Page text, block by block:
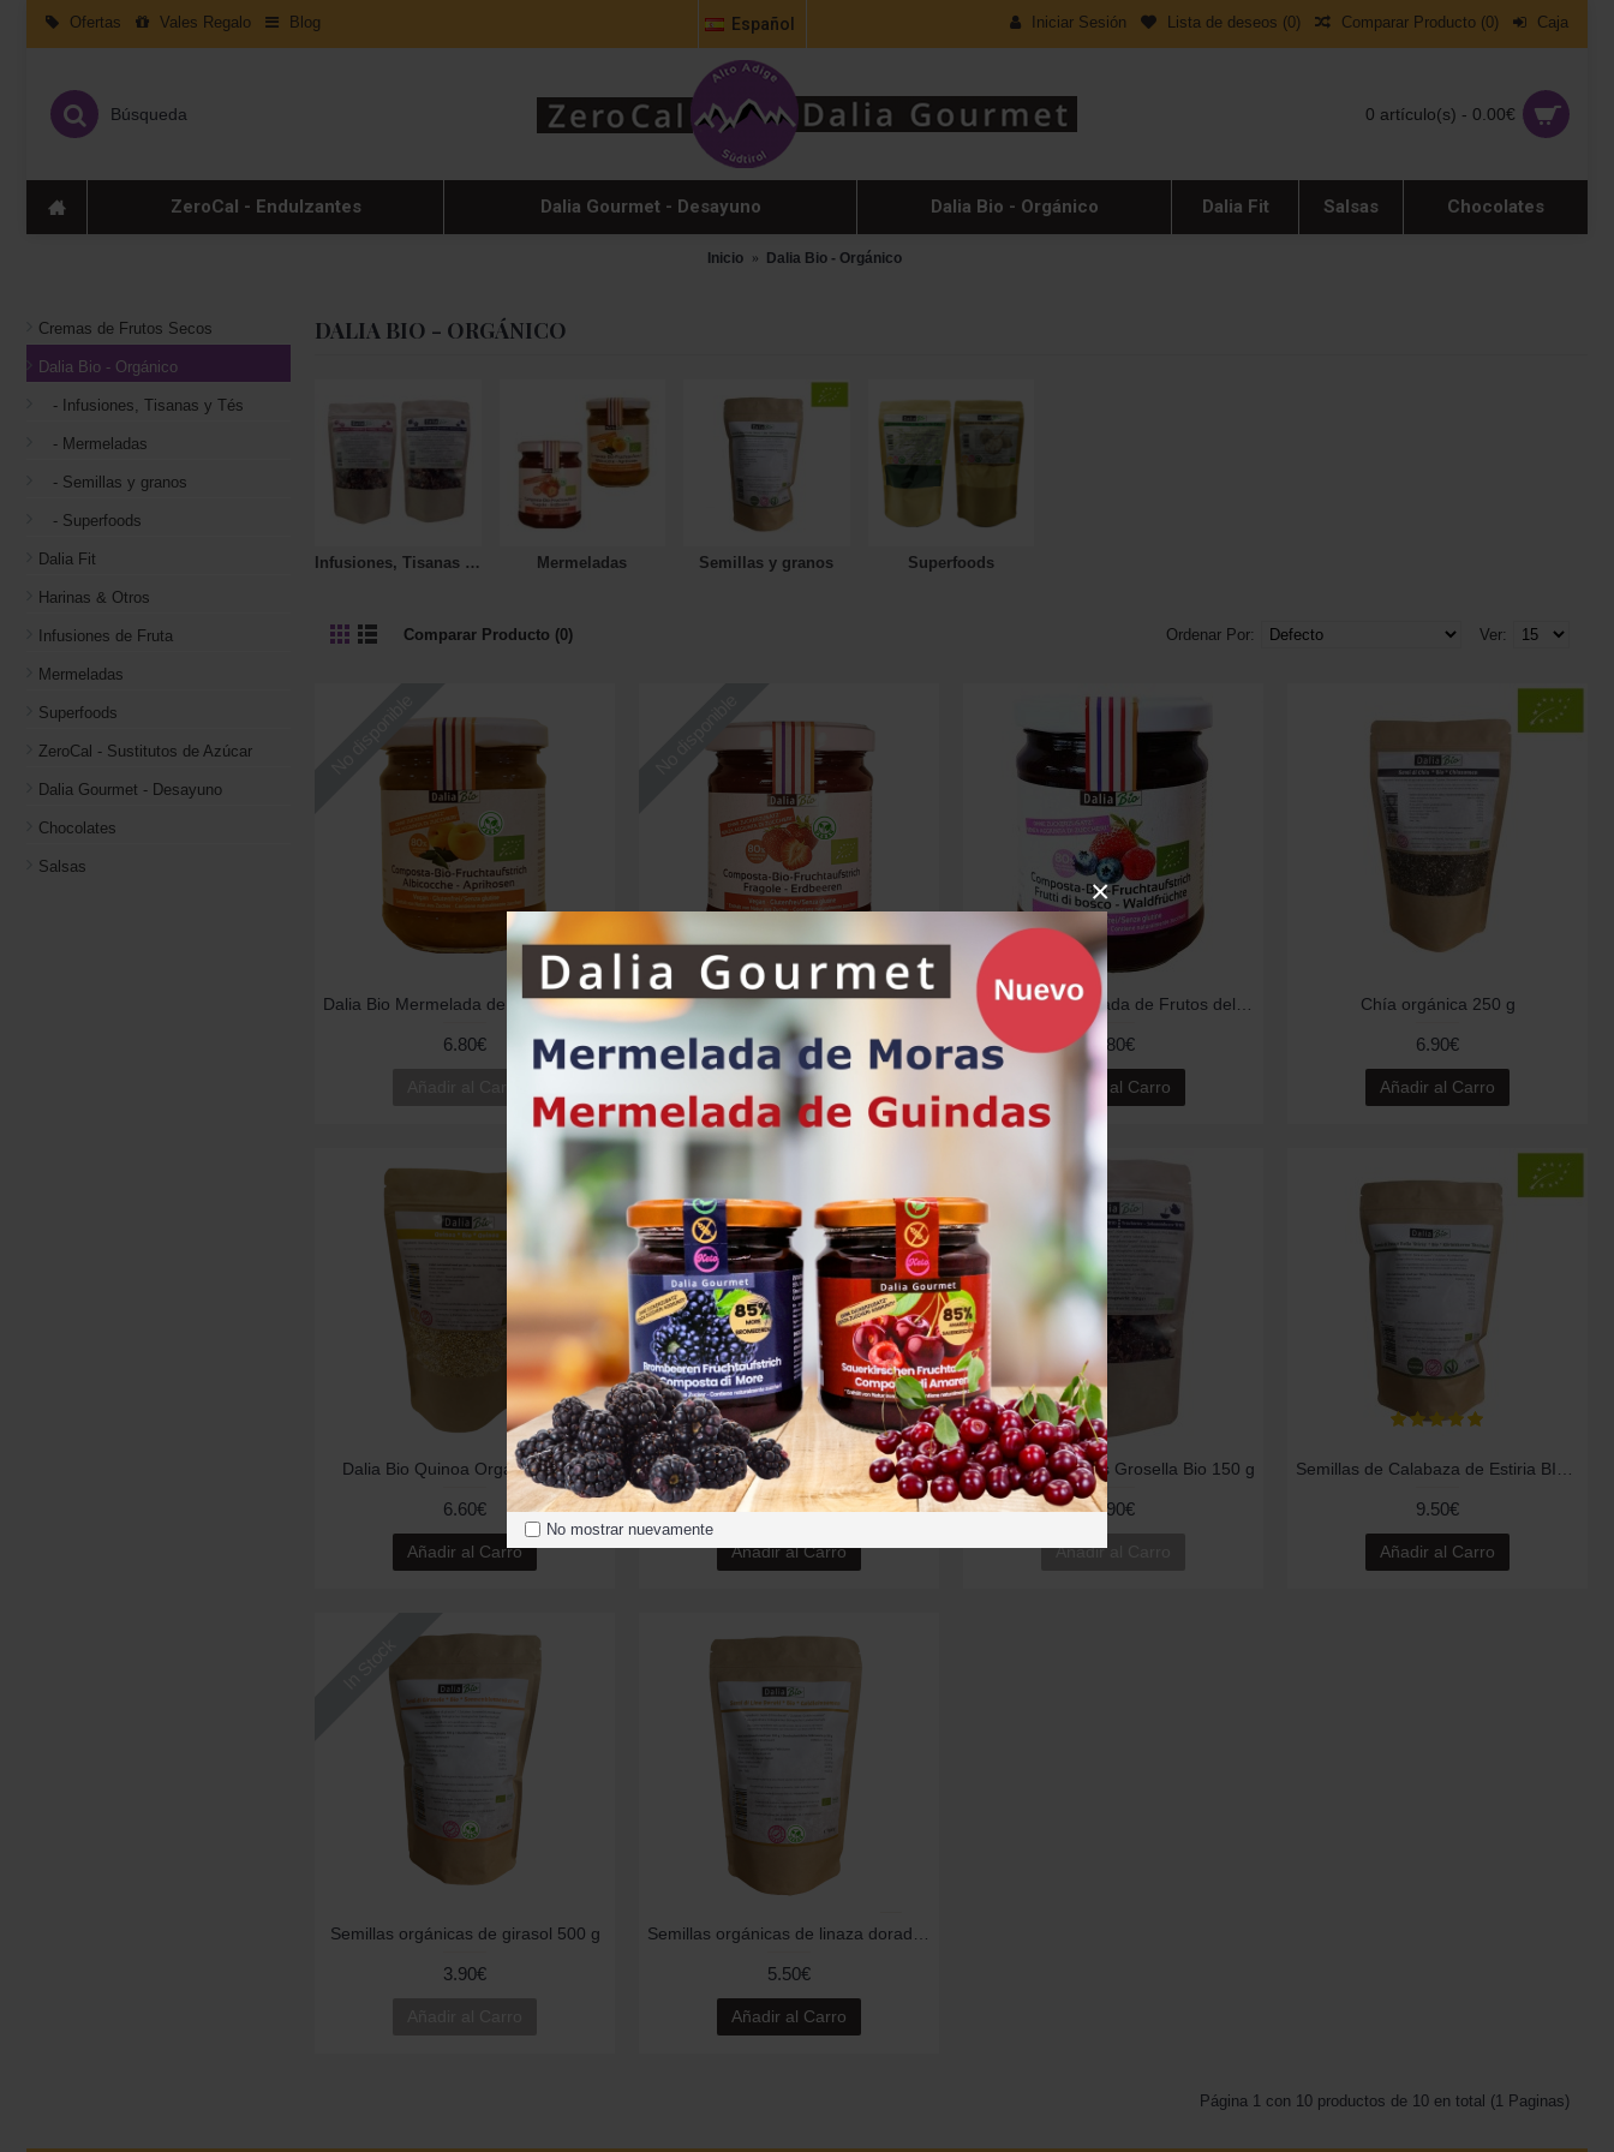
No mostrar nuevamente
×
Ofertas Vales Regalo Blog Español Iniciar Sesión Lista de deseos (0) Comparar Producto (0) Caja
0 artículo(s) - 0.00€
ZeroCal - Endulzantes Dalia Gourmet - Desayuno Dalia Bio - Orgánico Dalia Fit Salsas Chocolates
Inicio Dalia Bio - Orgánico
Cremas de Frutos Secos
Dalia Bio - Orgánico
- Infusiones, Tisanas y Tés
- Mermeladas
- Semillas y granos
- Superfoods
Dalia Fit
Harinas & Otros
Infusiones de Fruta
Mermeladas
Superfoods
ZeroCal - Sustitutos de Azúcar
Dalia Gourmet - Desayuno
Chocolates
Salsas
DALIA BIO - ORGÁNICO
Infusiones, Tisanas y Tés Mermeladas Semillas y granos Superfoods
Comparar Producto (0) Ver:
Ordenar Por:
No disponible
Dalia Bio Mermelada de Albaricoques 210gr
6.80€
No disponible
Dalia Bio Mermelada de Fresas 210gr
6.80€ 6.80€
Añadir al Carro
Chía orgánica 250 g
6.90€
Añadir al Carro
Dalia Bio Quinoa Orgánica 400g
6.60€
Añadir al Carro
Infusión de Frutas Frambuesas Bio 150 g
9.90€
Añadir al Carro
No disponible
Infusión de Frutas Grosella Bio 150 g
9.90€
Añadir al Carro
9.50€
Añadir al Carro
In Stock
Semillas orgánicas de girasol 500 g
3.90€ 5.50€
Añadir al Carro
Página 1 con 10 productos de 10 en total (1 Paginas)